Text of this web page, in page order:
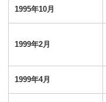
1995年10月
1999年2月
1999年4月